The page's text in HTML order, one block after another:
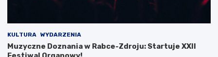
KULTURA WYDARZENIA
Muzyczne Doznania w Rabce-Zdroju: Startuje XXII